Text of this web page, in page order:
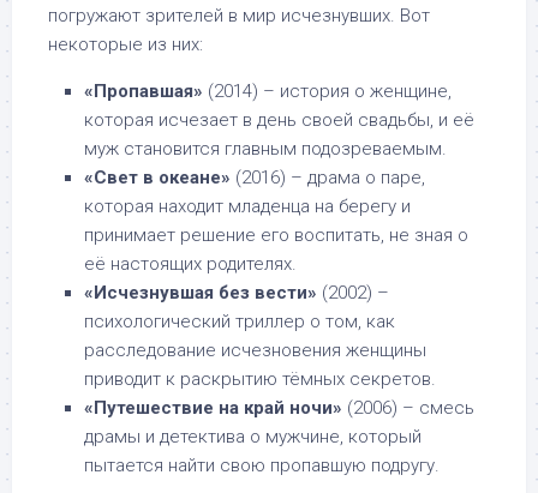
погружают зрителей в мир исчезнувших. Вот
некоторые из них:
«Пропавшая» (2014) – история о женщине,
которая исчезает в день своей свадьбы, и её
муж становится главным подозреваемым.
«Свет в океане» (2016) – драма о паре,
которая находит младенца на берегу и
принимает решение его воспитать, не зная о
её настоящих родителях.
«Исчезнувшая без вести» (2002) –
психологический триллер о том, как
расследование исчезновения женщины
приводит к раскрытию тёмных секретов.
«Путешествие на край ночи» (2006) – смесь
драмы и детектива о мужчине, который
пытается найти свою пропавшую подругу.